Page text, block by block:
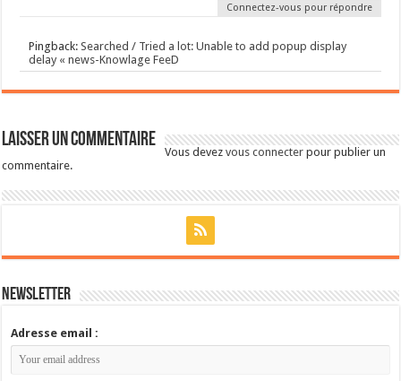
Connectez-vous pour répondre
Pingback:Searched / Tried a lot: Unable to add popup display
delay « news-Knowlage FeeD
Laisser un commentaire
Vous devezvous connecter pour publier un
commentaire.
Newsletter
Adresse email :